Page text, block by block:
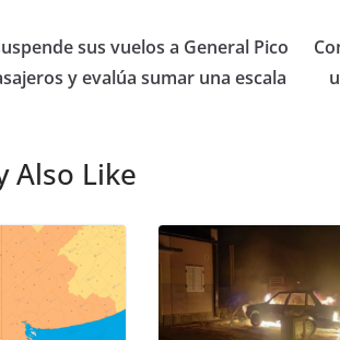
sus vuelos a General Pico
y evalúa sumar una escala
Also Like